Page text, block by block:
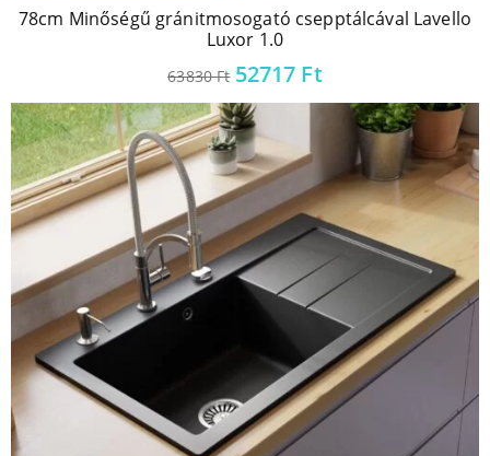
78cm Minőségű gránitmosogató csepptálcával Lavello
Luxor 1.0
63830Ft 52717 Ft